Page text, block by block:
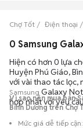
Chợ Tốt Điện thoại
Hiện có hơn 0 lựa
Huyện Phú Giáo,
với vài thao tác lọc,
Samsung Galaxy
hợp nhất với yêu
Vì sao nên mua bán
Bình Dương trên Chợ
Mức giá dễ tiếp